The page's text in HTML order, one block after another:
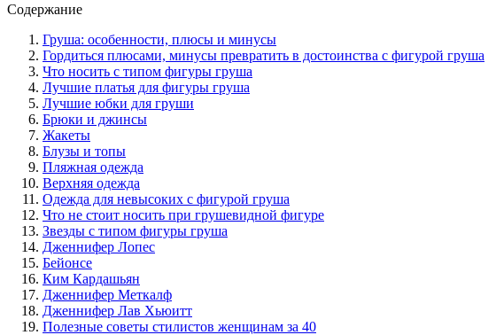
Содержание
Груша: особенности, плюсы и минусы
Гордиться плюсами, минусы превратить в достоинства с фигурой груша
Что носить с типом фигуры груша
Лучшие платья для фигуры груша
Лучшие юбки для груши
Брюки и джинсы
Жакеты
Блузы и топы
Пляжная одежда
Верхняя одежда
Одежда для невысоких с фигурой груша
Что не стоит носить при грушевидной фигуре
Звезды с типом фигуры груша
Дженнифер Лопес
Бейонсе
Ким Кардашьян
Дженнифер Меткалф
Дженнифер Лав Хьюитт
Полезные советы стилистов женщинам за 40